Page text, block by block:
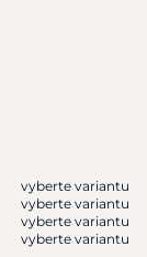
vyberte variantu
vyberte variantu
vyberte variantu
vyberte variantu